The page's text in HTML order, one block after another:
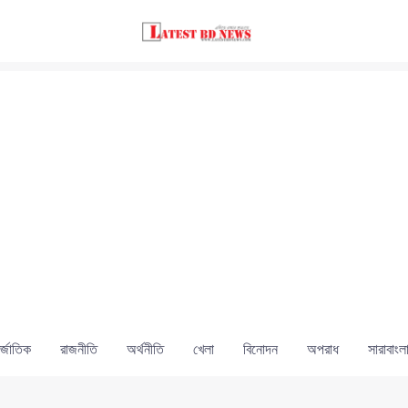
রাজনীতি অর্থনীতি খেলা বিনোদন অপরাধ সারাবাংলা